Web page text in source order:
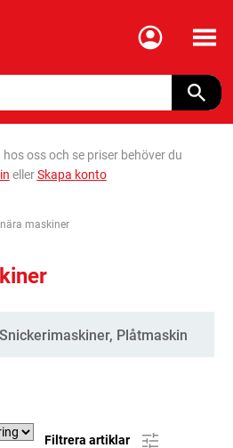
Meny
oss och se priser behöver du
ellerSkapa konto
maskiner
Plåtmaskin
Filtrera artiklar